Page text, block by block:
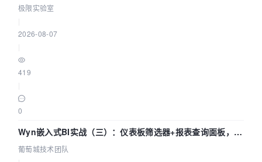
极限实验室
2026-08-07
419
0
Wyn嵌入式BI实战（三）：仪表板筛选器+报表查询面板，参
数联动全闭环
葡萄城技术团队